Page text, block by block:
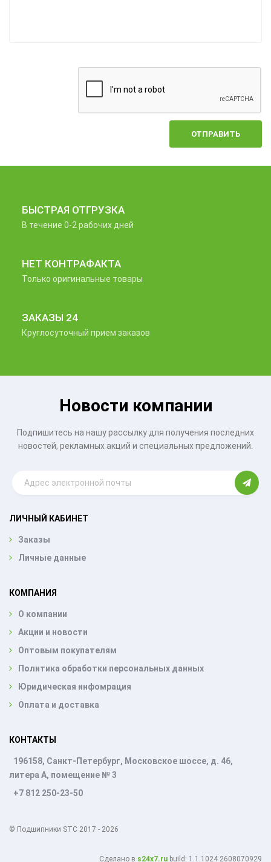
ОТПРАВИТЬ
БЫСТРАЯ ОТГРУЗКА
В течение 0-2 рабочих дней
НЕТ КОНТРАФАКТА
Только оригинальные товары
ЗАКАЗЫ 24
Круглосуточный прием заказов
Новости компании
Подпишитесь на нашу рассылку для получения последних
новостей, рекламных акций и специальных предложений.
ЛИЧНЫЙ КАБИНЕТ
Заказы
Личные данные
КОМПАНИЯ
О компании
Акции и новости
Оптовым покупателям
Политика обработки персональных данных
Юридическая инфомрация
Оплата и доставка
КОНТАКТЫ
196158, Санкт-Петербург, Московское шоссе, д. 46,
литера А, помещение № 3
+7 812 250-23-50
© Подшипники STC 2017 - 2026
Cделано в s24x7.ru build: 1.1.1024 2608070929